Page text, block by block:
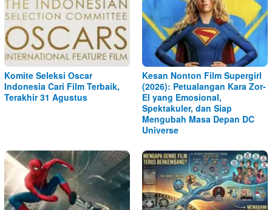
Komite Seleksi Oscar
Indonesia Cari Film Terbaik,
Terakhir 31 Agustus
Kesan Nonton Film Supergirl
(2026): Petualangan Kara Zor-
El yang Emosional,
Spektakuler, dan Siap
Mengubah Masa Depan DC
Universe